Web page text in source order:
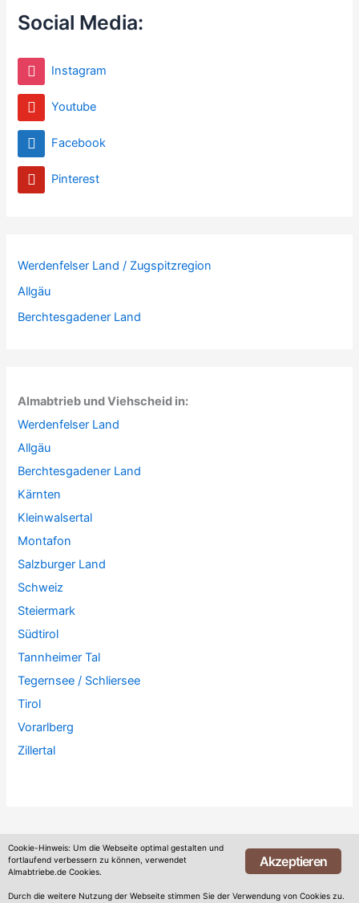
Social Media:
Instagram
Youtube
Facebook
Pinterest
Werdenfelser Land / Zugspitzregion
Allgäu
Berchtesgadener Land
Almabtrieb und Viehscheid in:
Werdenfelser Land
Allgäu
Berchtesgadener Land
Kärnten
Kleinwalsertal
Montafon
Salzburger Land
Schweiz
Steiermark
Südtirol
Tannheimer Tal
Tegernsee / Schliersee
Tirol
Vorarlberg
Zillertal
Impressum|Datenschutz|Cookie-Hinweis
Akzeptieren
Cookie-Hinweis: Um die Webseite optimal gestalten und
fortlaufend verbessern zu können, verwendet
Almabtriebe.de Cookies.
Durch die weitere Nutzung der Webseite stimmen Sie der Verwendung von Cookies zu.